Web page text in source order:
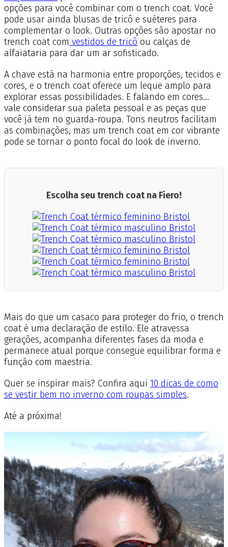
opções para você combinar com o trench coat. Você
pode usar ainda blusas de tricô e suéteres para
complementar o look. Outras opções são apostar no
trench coat com vestidos de tricô ou calças de
alfaiataria para dar um ar sofisticado.
A chave está na harmonia entre proporções, tecidos e
cores, e o trench coat oferece um leque amplo para
explorar essas possibilidades. E falando em cores…
vale considerar sua paleta pessoal e as peças que
você já tem no guarda-roupa. Tons neutros facilitam
as combinações, mas um trench coat em cor vibrante
pode se tornar o ponto focal do look de inverno.
Escolha seu trench coat na Fiero!
Mais do que um casaco para proteger do frio, o trench
coat é uma declaração de estilo. Ele atravessa
gerações, acompanha diferentes fases da moda e
permanece atual porque consegue equilibrar forma e
função com maestria.
Quer se inspirar mais? Confira aqui 10 dicas de como
se vestir bem no inverno com roupas simples.
Até a próxima!